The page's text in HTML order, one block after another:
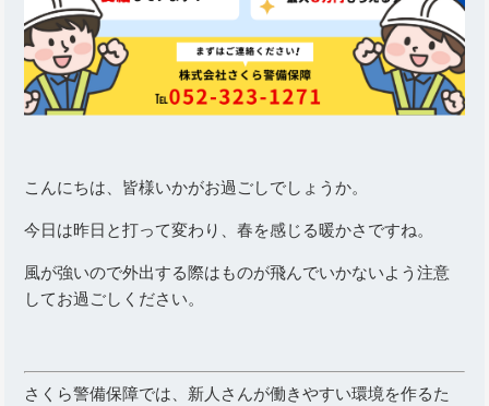
こんにちは、皆様いかがお過ごしでしょうか。
今日は昨日と打って変わり、春を感じる暖かさですね。
風が強いので外出する際はものが飛んでいかないよう注意
してお過ごしください。
さくら警備保障では、新人さんが働きやすい環境を作るた